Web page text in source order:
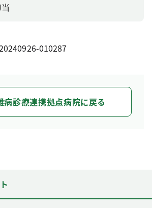
010287
病診療連携拠点病院に戻る